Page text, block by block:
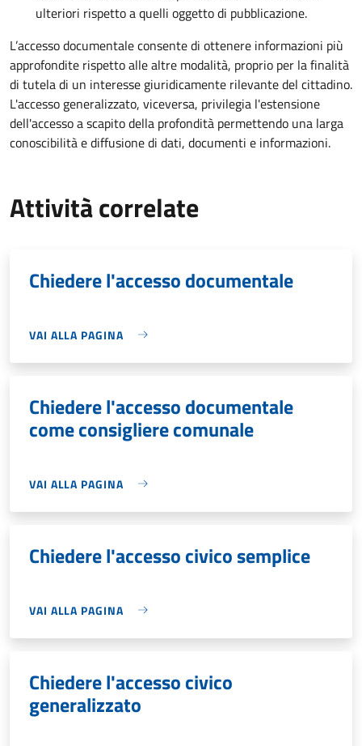
ulteriori rispetto a quelli oggetto di pubblicazione.
L’accesso documentale consente di ottenere informazioni più
approfondite rispetto alle altre modalità, proprio per la finalità
di tutela di un interesse giuridicamente rilevante del cittadino.
L'accesso generalizzato, viceversa, privilegia l'estensione
dell'accesso a scapito della profondità permettendo una larga
conoscibilità e diffusione di dati, documenti e informazioni.
Attività correlate
Chiedere l'accesso documentale
VAI ALLA PAGINA
Chiedere l'accesso documentale
come consigliere comunale
VAI ALLA PAGINA
Chiedere l'accesso civico semplice
VAI ALLA PAGINA
Chiedere l'accesso civico
generalizzato